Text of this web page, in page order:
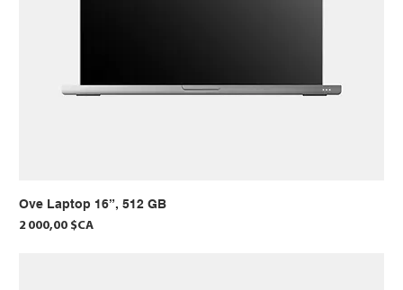
Ove Laptop 16”, 512 GB
Prix
2 000,00 $CA